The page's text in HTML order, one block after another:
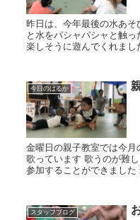
昨日は、今年最後の水あそびを行いま
と水をパシャパシャと触っ
楽しそうに遊んでくれましたよ。 今日はミュージッ
今日のはるか
金曜日の親子教室では今
歌っています 歌うのが難しくても手話を模倣することで楽しく
参加することができました 最後にパラバルーンで笑顔いっぱ
スタッフブログ